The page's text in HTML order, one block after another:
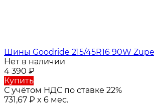
Шины Goodride 215/45R16 90W
Нет в наличии
4 390 ₽
Купить
С учётом НДС по ставке 22%
731,67 ₽ x 6 мес.